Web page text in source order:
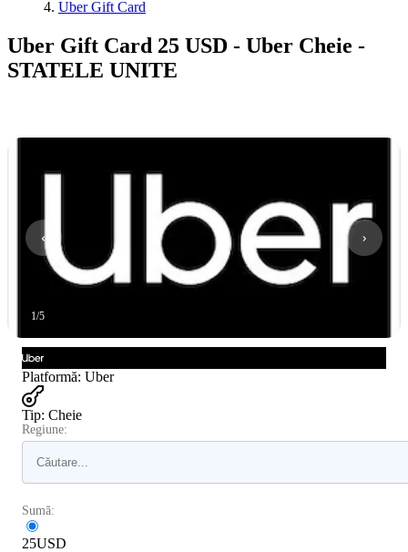
Uber Gift Card
Uber Gift Card 25 USD - Uber Cheie -
STATELE UNITE
1/5
Platformă: Uber
Tip: Cheie
Regiune:
Sumă:
25USD